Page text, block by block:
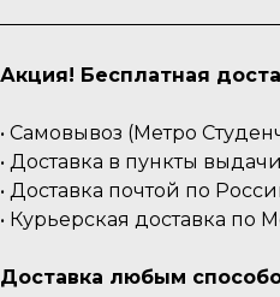
Акция! Бесплатная
• Самовывоз (Метро
• Доставка в пункты
• Доставка почтой по
• Курьерская доставка
Доставка любым